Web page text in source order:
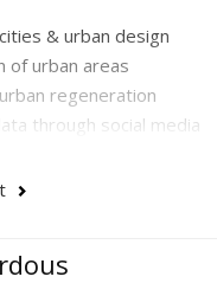
& urban design
of urban areas
regeneration
through social media
engagement through